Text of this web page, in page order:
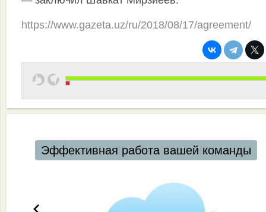
https://www.gazeta.uz/ru/2018/08/17/agreement/
Автоматизация ресторанов и кафе